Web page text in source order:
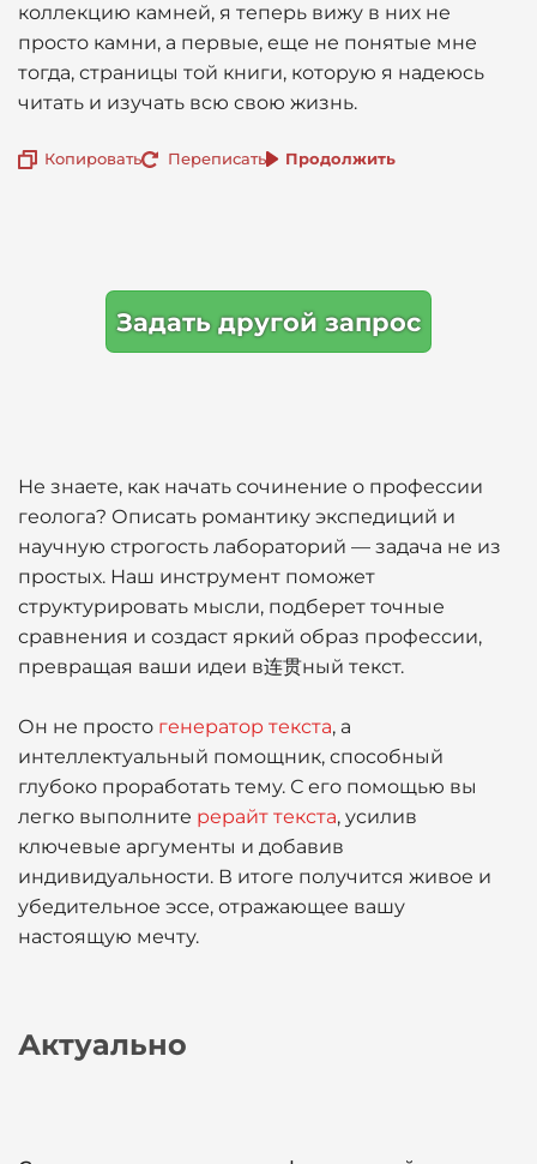
коллекцию камней, я теперь вижу в них не
просто камни, а первые, еще не понятые мне
тогда, страницы той книги, которую я надеюсь
читать и изучать всю свою жизнь.
Копировать Переписать Продолжить
Задать другой запрос
Не знаете, как начать сочинение о профессии
геолога? Описать романтику экспедиций и
научную строгость лабораторий — задача не из
простых. Наш инструмент поможет
структурировать мысли, подберет точные
сравнения и создаст яркий образ профессии,
превращая ваши идеи в连贯ный текст.
Он не просто генератор текста, а
интеллектуальный помощник, способный
глубоко проработать тему. С его помощью вы
легко выполните рерайт текста, усилив
ключевые аргументы и добавив
индивидуальности. В итоге получится живое и
убедительное эссе, отражающее вашу
настоящую мечту.
Актуально